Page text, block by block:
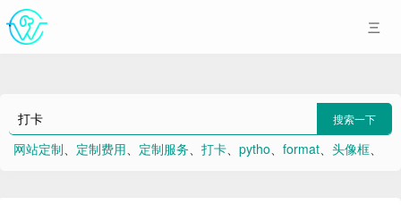
搜索一下
网站定制、 定制费用、 定制服务、 打卡、 pytho、 format、 头像框、